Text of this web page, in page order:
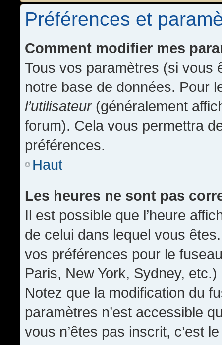
Préférences et
Comment modifier mes
Tous vos paramètres (si vous
notre base de données. Pour
l’utilisateur(généralement
forum). Cela vous permettra
préférences.
Haut
Les heures ne sont pas
Il est possible que l’heure
de celui dans lequel vous
vos préférences pour le
Paris, New York, Sydney,
Notez que la modification du
paramètres n’est accessible
vous n’êtes pas inscrit, c’est